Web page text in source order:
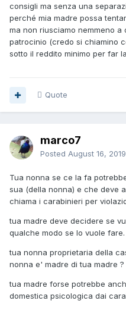
consigli ma senza una
perché mia madre possa
ma non riusciamo nemmeno
patrocinio (credo si chiamino
sotto il reddito minimo per far
Quote
marco7
Posted August 16, 2019
Tua nonna se ce la fa
sua (della nonna) e che deve
chiama i carabinieri per
tua madre deve decidere se
qualche modo se lo vuole fare.
tua nonna proprietaria della
nonna e' madre di tua madre ?
tua madre forse potrebbe
domestica psicologica dai